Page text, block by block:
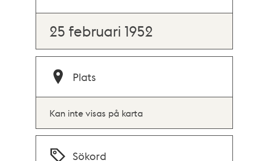
25 februari 1952
Plats
Kan inte visas på karta
Sökord